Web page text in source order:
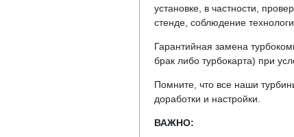
установке, в частности,
стенде, соблюдение
Гарантийная замена
брак либо турбокарта) при
Помните, что все наши
доработки и настройки.
ВАЖНО: